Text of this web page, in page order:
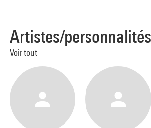
Artistes/personnalités
Voir tout